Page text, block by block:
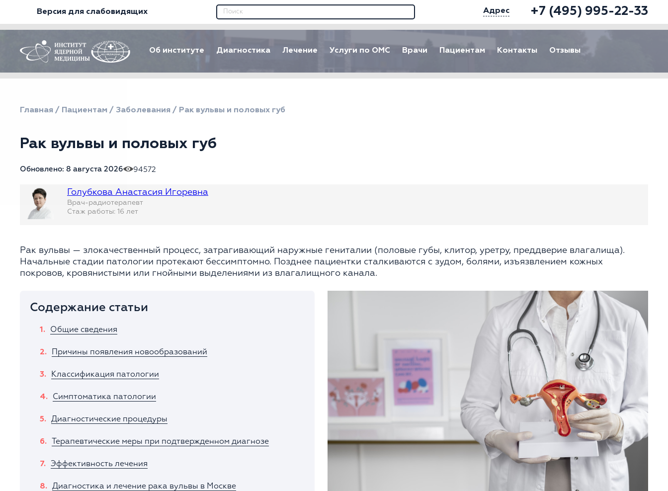
Версия для слабовидящих Адрес +7 (495) 995-22-33
Об институте Диагностика Лечение Услуги по ОМС Врачи Пациентам Контакты Отзывы
Главная / Пациентам / Заболевания / Рак вульвы и половых губ
Рак вульвы и половых губ
Обновлено: 8 августа 2026 94572
Голубкова Анастасия Игоревна
Врач-радиотерапевт
Стаж работы: 16 лет
Рак вульвы — злокачественный процесс, затрагивающий наружные гениталии (половые губы, клитор, уретру, преддверие влагалища).
Начальные стадии патологии протекают бессимптомно. Позднее пациентки сталкиваются с зудом, болями, изъязвлением кожных
покровов, кровянистыми или гнойными выделениями из влагалищного канала.
Содержание статьи
Общие сведения
Причины появления новообразований
Классификация патологии
Симптоматика патологии
Диагностические процедуры
Терапевтические меры при подтвержденном диагнозе
Эффективность лечения
Диагностика и лечение рака вульвы в Москве